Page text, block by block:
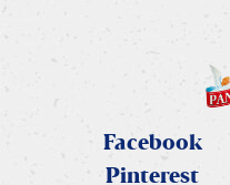
Facebook
Pinterest